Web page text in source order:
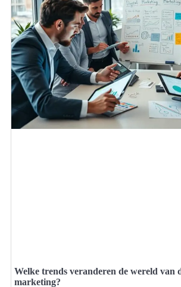
Welke trends veranderen de wereld van
marketing?